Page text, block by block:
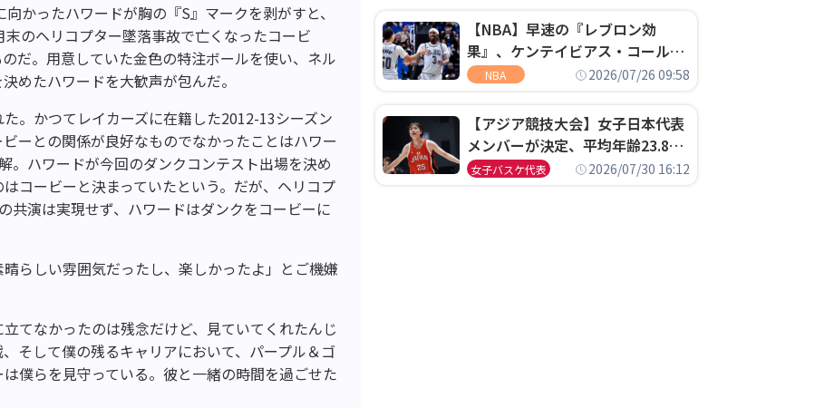
かったハワードが胸の『S』マークを剥がすと、
のヘリコプター墜落事故で亡くなったコービ
だ。用意していた金色の特注ボールを使い、ネル
めたハワードを大歓声が包んだ。
。かつてレイカーズに在籍した2012-13シーズン
ーとの関係が良好なものでなかったことはハワー
。ハワードが今回のダンクコンテスト出場を決め
コービーと決まっていたという。だが、ヘリコプ
共演は実現せず、ハワードはダンクをコービーに
らしい雰囲気だったし、楽しかったよ」とご機嫌
てなかったのは残念だけど、見ていてくれたんじ
そして僕の残るキャリアにおいて、パープル＆ゴ
僕らを見守っている。彼と一緒の時間を過ごせた
【NBA】早速の『レブロン効
果』、ケンテイビアス・コールド
ウェル・ポープがセブンティシク
NBA 2026/07/26 09:58
【アジア競技大会】女子日本代表
メンバーが決定、平均年齢23.8歳
のフレッシュなメンバーが日本開
女子バスケ代表 2026/07/30 16:12